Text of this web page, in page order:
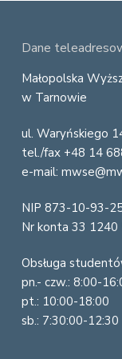
Dane
Małopolska
w Tarnowie
ul. Waryńskiego
tel./fax +48 14
e-mail:
NIP 873-10-93-
Nr konta 33
Obsługa
pn.- czw.: 8:00-
pt.: 10:00-18:00
sb.: 7:30:00-12:30